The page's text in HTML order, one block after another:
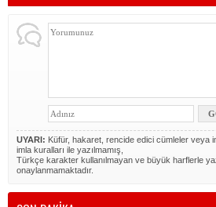
UYARI: Küfür, hakaret, rencide edici cümleler veya
imla kuralları ile yazılmamış,
Türkçe karakter kullanılmayan ve büyük harflerle
onaylanmamaktadır.